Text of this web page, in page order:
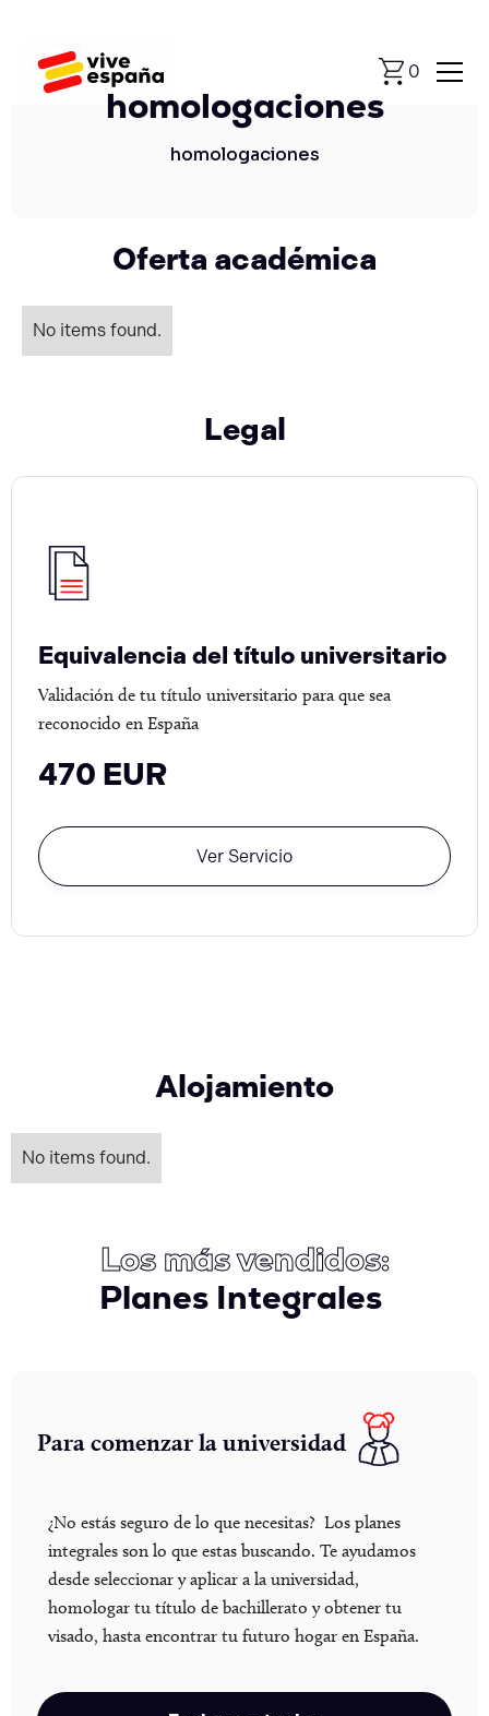
0
homologaciones
homologaciones
Oferta académica
No items found.
Legal
Equivalencia del título universitario
Validación de tu título universitario para que sea
reconocido en España
470 EUR
Ver Servicio
Alojamiento
No items found.
Los más vendidos:
Planes Integrales
Para comenzar la universidad
¿No estás seguro de lo que necesitas? Los planes
integrales son lo que estas buscando. Te ayudamos
desde seleccionar y aplicar a la universidad,
homologar tu título de bachillerato y obtener tu
visado, hasta encontrar tu futuro hogar en España.